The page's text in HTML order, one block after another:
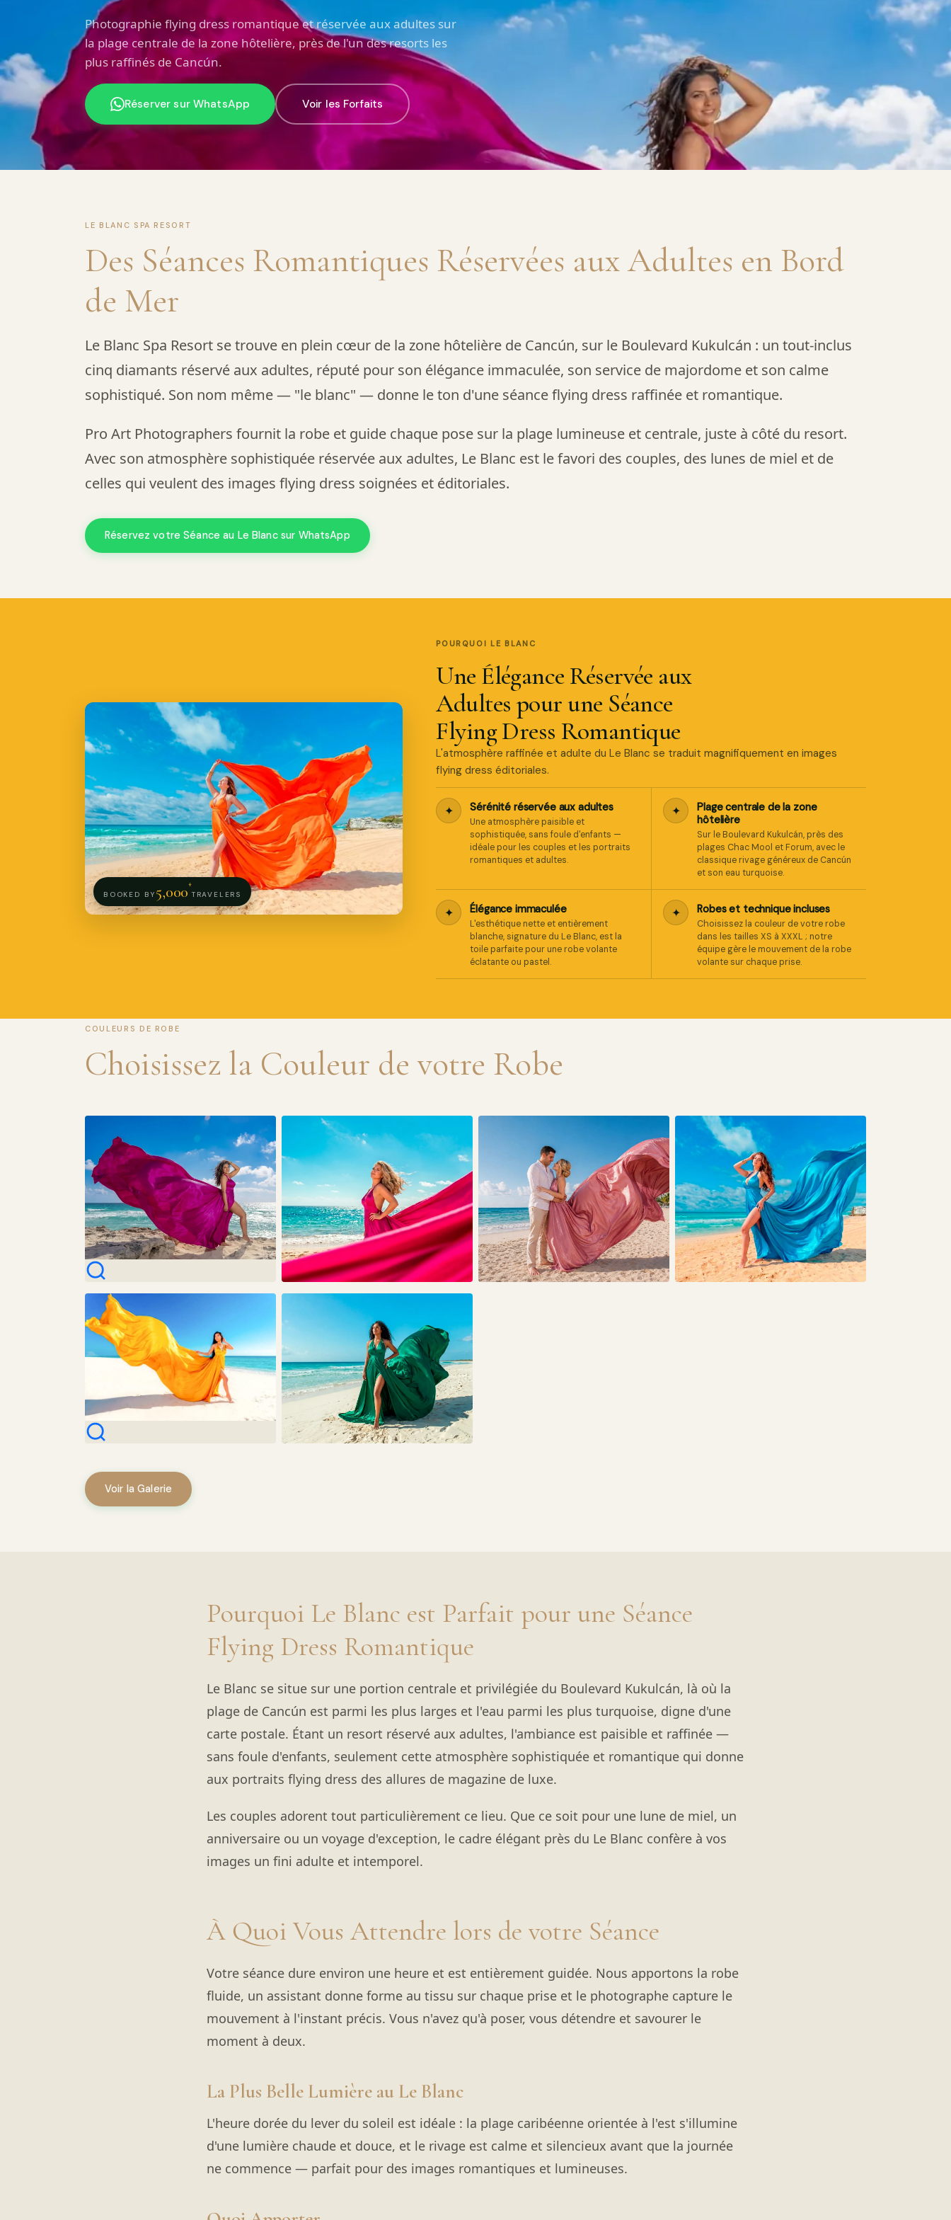
Photographie flying dress romantique et réservée aux adultes sur
la plage centrale de la zone hôtelière, près de l'un des resorts les
plus raffinés de Cancún.
Réserver sur WhatsApp Voir les Forfaits
LE BLANC SPA RESORT
Des Séances Romantiques Réservées aux Adultes en Bord
de Mer
Le Blanc Spa Resort se trouve en plein cœur de la zone hôtelière de Cancún, sur le Boulevard Kukulcán : un tout-inclus
cinq diamants réservé aux adultes, réputé pour son élégance immaculée, son service de majordome et son calme
sophistiqué. Son nom même — "le blanc" — donne le ton d'une séance flying dress raffinée et romantique.
Pro Art Photographers fournit la robe et guide chaque pose sur la plage lumineuse et centrale, juste à côté du resort.
Avec son atmosphère sophistiquée réservée aux adultes, Le Blanc est le favori des couples, des lunes de miel et de
celles qui veulent des images flying dress soignées et éditoriales.
Réservez votre Séance au Le Blanc sur WhatsApp
BOOKED BY 5,000+
TRAVELERS
POURQUOI LE BLANC
Une Élégance Réservée aux
Adultes pour une Séance
Flying Dress Romantique
L'atmosphère raffinée et adulte du Le Blanc se traduit magnifiquement en images
flying dress éditoriales.
✦ Sérénité réservée aux adultes
Une atmosphère paisible et
sophistiquée, sans foule d'enfants —
idéale pour les couples et les portraits
romantiques et adultes.
✦
Plage centrale de la zone
hôtelière
Sur le Boulevard Kukulcán, près des
plages Chac Mool et Forum, avec le
classique rivage généreux de Cancún
et son eau turquoise.
✦ Élégance immaculée
L'esthétique nette et entièrement
blanche, signature du Le Blanc, est la
toile parfaite pour une robe volante
éclatante ou pastel.
✦ Robes et technique incluses
Choisissez la couleur de votre robe
dans les tailles XS à XXXL ; notre
équipe gère le mouvement de la robe
volante sur chaque prise.
COULEURS DE ROBE
Choisissez la Couleur de votre Robe
Voir la Galerie
Pourquoi Le Blanc est Parfait pour une Séance
Flying Dress Romantique
Le Blanc se situe sur une portion centrale et privilégiée du Boulevard Kukulcán, là où la
plage de Cancún est parmi les plus larges et l'eau parmi les plus turquoise, digne d'une
carte postale. Étant un resort réservé aux adultes, l'ambiance est paisible et raffinée —
sans foule d'enfants, seulement cette atmosphère sophistiquée et romantique qui donne
aux portraits flying dress des allures de magazine de luxe.
Les couples adorent tout particulièrement ce lieu. Que ce soit pour une lune de miel, un
anniversaire ou un voyage d'exception, le cadre élégant près du Le Blanc confère à vos
images un fini adulte et intemporel.
À Quoi Vous Attendre lors de votre Séance
Votre séance dure environ une heure et est entièrement guidée. Nous apportons la robe
fluide, un assistant donne forme au tissu sur chaque prise et le photographe capture le
mouvement à l'instant précis. Vous n'avez qu'à poser, vous détendre et savourer le
moment à deux.
La Plus Belle Lumière au Le Blanc
L'heure dorée du lever du soleil est idéale : la plage caribéenne orientée à l'est s'illumine
d'une lumière chaude et douce, et le rivage est calme et silencieux avant que la journée
ne commence — parfait pour des images romantiques et lumineuses.